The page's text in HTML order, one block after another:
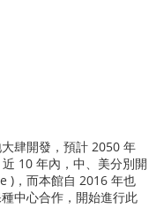
肆開發，預計 2050 年
10 年內，中、美分別開
)，而本館自 2016 年也
中心合作，開始進行此